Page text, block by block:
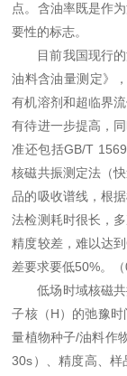
点。含油率既是作
要性的标志。
目前我国现行
油料含油量测定》
有机溶剂和超临界
有待进一步提高，
准还包括GB/T
核磁共振测定法（
品的吸收谱线，根
法检测耗时很长，
精度较差，难以达
差要求要低50%。
低场时域核磁
子核（H）的弛豫
量植物种子/油料作
30s）、精度高、